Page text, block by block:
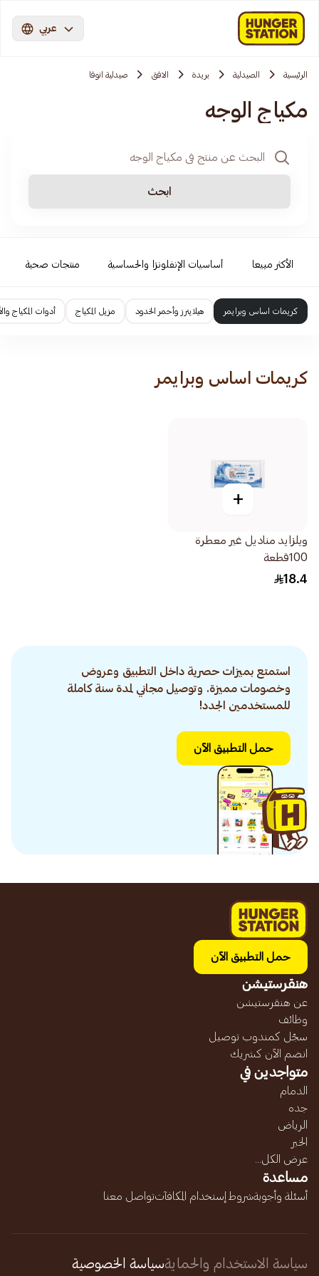
عربي
الرئيسية الصيدلية بريدة الافق صيدلية انوفا
مكياج الوجه
ابحث
الأكثر مبيعا أساسيات الإنفلونزا والحساسية منتجات صحية
كريمات اساس وبرايمر هيلايترز وأحمر الخدود مزيل المكياج أدوات المكياج
كريمات اساس وبرايمر
+
ويلزايد مناديل غير معطرة
100قطعة
18.4
استمتع بميزات حصرية داخل التطبيق وعروض
وخصومات مميزة. وتوصيل مجاني لمدة سنة كاملة
للمستخدمين الجدد!
حمل التطبيق الآن
حمل التطبيق الآن
هنقرستيشن
عن هنقرستيشن
وظائف
سجّل كمندوب توصيل
انضم الآن كشريك
متواجدين في
الدمام
جده
الرياض
الخبر
عرض الكل...
مساعدة
أسئلة وأجوبةشروط إستخدام المكافآتتواصل معنا
سياسة الاستخدام والحمايةسياسة الخصوصية